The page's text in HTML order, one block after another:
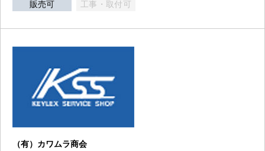
販売可 工事・取付可
（有）カワムラ商会